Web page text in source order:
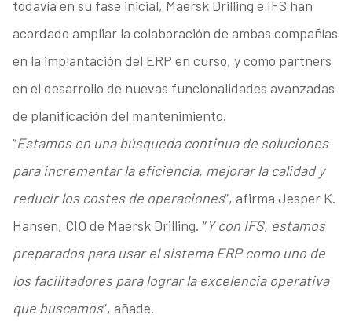
todavía en su fase inicial, Maersk Drilling e IFS han
acordado ampliar la colaboración de ambas compañías
en la implantación del ERP en curso, y como partners
en el desarrollo de nuevas funcionalidades avanzadas
de planificación del mantenimiento.
“Estamos en una búsqueda continua de soluciones
para incrementar la eficiencia, mejorar la calidad y
reducir los costes de operaciones”, afirma Jesper K.
Hansen, CIO de Maersk Drilling. “Y con IFS, estamos
preparados para usar el sistema ERP como uno de
los facilitadores para lograr la excelencia operativa
que buscamos”, añade.